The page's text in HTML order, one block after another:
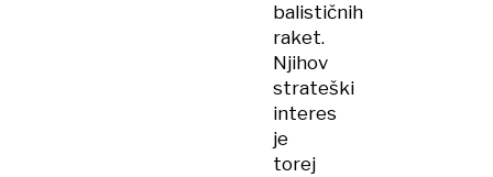
balističnih
raket.
Njihov
strateški
interes
je
torej